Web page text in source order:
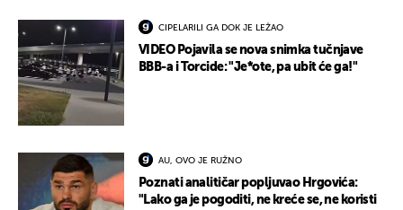
CIPELARILI GA DOK JE LEŽAO
VIDEO Pojavila se nova snimka tučnjave
BBB-a i Torcide: "Je*ote, pa ubit će ga!"
AU, OVO JE RUŽNO
Poznati analitičar popljuvao Hrgovića:
"Lako ga je pogoditi, ne kreće se, ne koristi